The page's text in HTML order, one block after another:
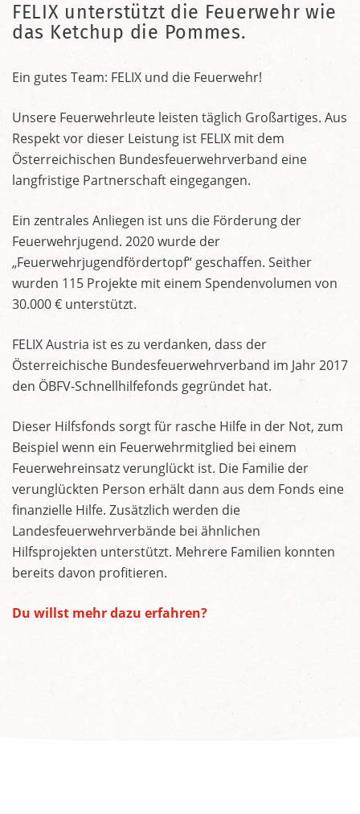
FELIX unterstützt die Feuerwehr wie
das Ketchup die Pommes.
Ein gutes Team: FELIX und die Feuerwehr!
Unsere Feuerwehrleute leisten täglich Großartiges. Aus
Respekt vor dieser Leistung ist FELIX mit dem
Österreichischen Bundesfeuerwehrverband eine
langfristige Partnerschaft eingegangen.
Ein zentrales Anliegen ist uns die Förderung der
Feuerwehrjugend. 2020 wurde der
„Feuerwehrjugendfördertopf“ geschaffen. Seither
wurden 115 Projekte mit einem Spendenvolumen von
30.000 € unterstützt.
FELIX Austria ist es zu verdanken, dass der
Österreichische Bundesfeuerwehrverband im Jahr 2017
den ÖBFV-Schnellhilfefonds gegründet hat.
Dieser Hilfsfonds sorgt für rasche Hilfe in der Not, zum
Beispiel wenn ein Feuerwehrmitglied bei einem
Feuerwehreinsatz verunglückt ist. Die Familie der
verunglückten Person erhält dann aus dem Fonds eine
finanzielle Hilfe. Zusätzlich werden die
Landesfeuerwehrverbände bei ähnlichen
Hilfsprojekten unterstützt. Mehrere Familien konnten
bereits davon profitieren.
Du willst mehr dazu erfahren?